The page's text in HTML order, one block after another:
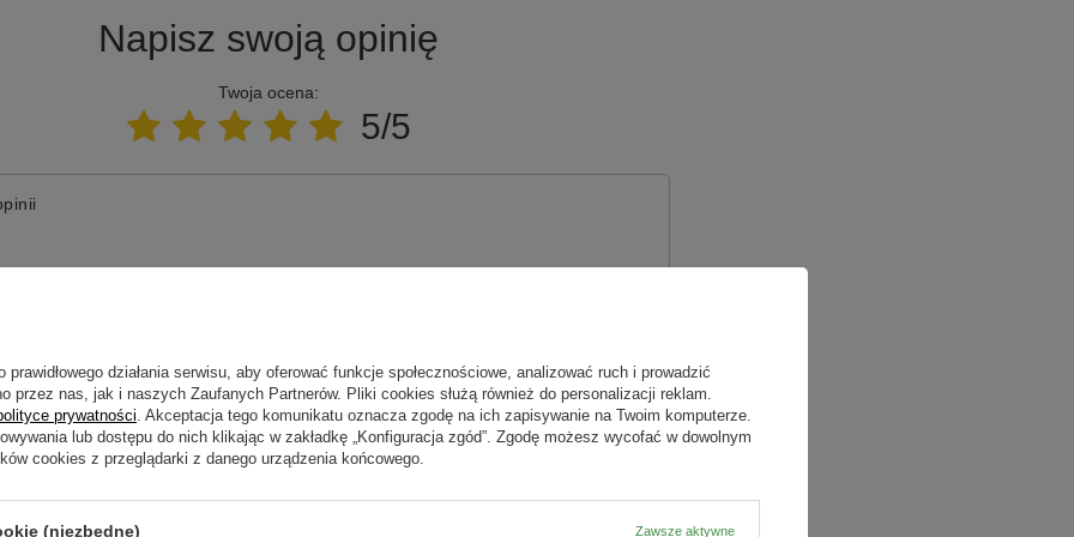
Napisz swoją opinię
Twoja ocena:
5/5
działania serwisu, aby oferować funkcje społecznościowe, analizować ruch i prowadzić
przez nas, jak i naszych Zaufanych Partnerów. Pliki cookies służą również do personalizacji reklam.
prywatności. Akceptacja tego komunikatu oznacza zgodę na ich zapisywanie na Twoim komputerze.
lub dostępu do nich klikając w zakładkę „Konfiguracja zgód”. Zgodę możesz wycofać w dowolnym
cookies z przeglądarki z danego urządzenia końcowego.
(niezbędne) Zawsze aktywne